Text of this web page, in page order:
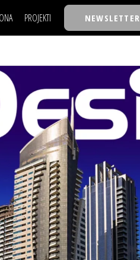
PROJEKTI
30 ISPOD 30
BACK TO OFFICE/SCHOOL
BIZBENDOVI
BIZKOLEGIJUM
BMW BIZNIS LIGA
BIZLIFE WEEK
IZJAVA GODINE
NEWSLETTER
NAJKOLEGA
30 ISPOD 30
BACK TO OFFICE/SCHOOL
BIZBENDOVI
BIZKOLEGIJUM
BMW BIZNIS LIGA
BIZLIFE WEEK
IZJAVA GODINE